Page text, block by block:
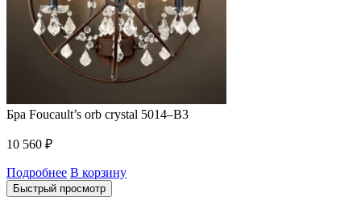
Бра Foucault’s orb crystal 5014–B3
10 560 ₽
Подробнее В корзину
Быстрый просмотр